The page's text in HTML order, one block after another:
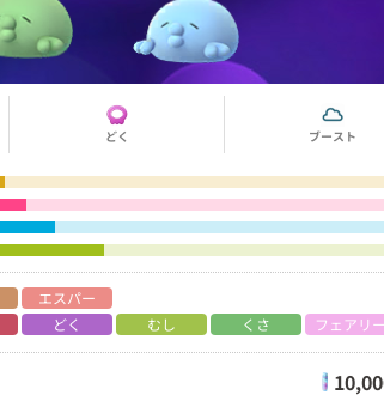
どく ブースト
エスパー
どく むし くさ フェアリ